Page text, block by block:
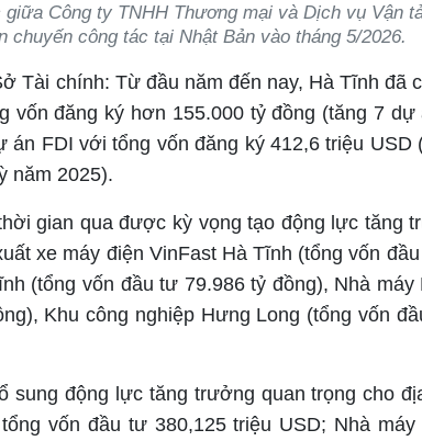
Công ty TNHH Thương mại và Dịch vụ Vận
chuyến công tác tại Nhật Bản vào tháng 5/2026.
Tài chính: Từ đầu năm đến nay, Hà Tĩnh đã
đăng ký hơn 155.000 tỷ đồng (tăng 7 dự
FDI với tổng vốn đăng ký 412,6 triệu USD
năm 2025).
gian qua được kỳ vọng tạo động lực tăng
xe máy điện VinFast Hà Tĩnh (tổng vốn
(tổng vốn đầu tư 79.986 tỷ đồng), Nhà máy
Khu công nghiệp Hưng Long (tổng vốn
động lực tăng trưởng quan trọng cho
vốn đầu tư 380,125 triệu USD; Nhà máy